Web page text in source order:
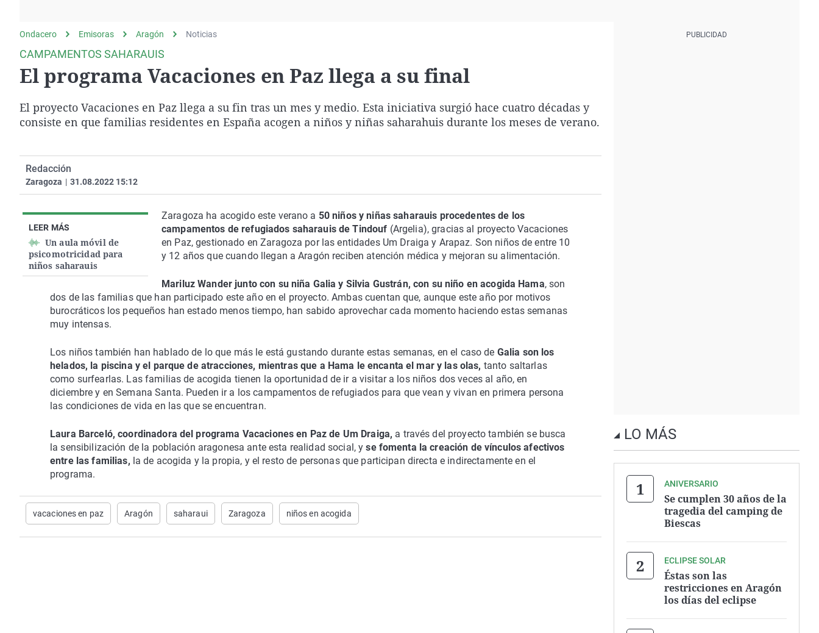
gato
Operación Viuda
Negra
Ondacero Emisoras Aragón Noticias
CAMPAMENTOS SAHARAUIS
El programa Vacaciones en Paz llega a su final
El proyecto Vacaciones en Paz llega a su fin tras un mes y medio. Esta iniciativa surgió hace cuatro décadas y
consiste en que familias residentes en España acogen a niños y niñas saharahuis durante los meses de verano.
Redacción
Zaragoza | 31.08.2022 15:12
LEER MÁS
Un aula móvil de
psicomotricidad para
niños saharauis
Zaragoza ha acogido este verano a 50 niños y niñas saharauis procedentes de los
campamentos de refugiados saharauis de Tindouf (Argelia), gracias al proyecto Vacaciones
en Paz, gestionado en Zaragoza por las entidades Um Draiga y Arapaz. Son niños de entre 10
y 12 años que cuando llegan a Aragón reciben atención médica y mejoran su alimentación.
Mariluz Wander junto con su niña Galia y Silvia Gustrán, con su niño en acogida Hama, son
dos de las familias que han participado este año en el proyecto. Ambas cuentan que, aunque este año por motivos
burocráticos los pequeños han estado menos tiempo, han sabido aprovechar cada momento haciendo estas semanas
muy intensas.
Los niños también han hablado de lo que más le está gustando durante estas semanas, en el caso de Galia son los
helados, la piscina y el parque de atracciones, mientras que a Hama le encanta el mar y las olas, tanto saltarlas
como surfearlas. Las familias de acogida tienen la oportunidad de ir a visitar a los niños dos veces al año, en
diciembre y en Semana Santa. Pueden ir a los campamentos de refugiados para que vean y vivan en primera persona
las condiciones de vida en las que se encuentran.
Laura Barceló, coordinadora del programa Vacaciones en Paz de Um Draiga, a través del proyecto también se busca
la sensibilización de la población aragonesa ante esta realidad social, y se fomenta la creación de vínculos afectivos
entre las familias, la de acogida y la propia, y el resto de personas que participan directa e indirectamente en el
programa.
vacaciones en paz Aragón saharaui Zaragoza niños en acogida
LO MÁS
ANIVERSARIO
Se cumplen 30 años de la
tragedia del camping de
Biescas
ECLIPSE SOLAR
Éstas son las
restricciones en Aragón
los días del eclipse